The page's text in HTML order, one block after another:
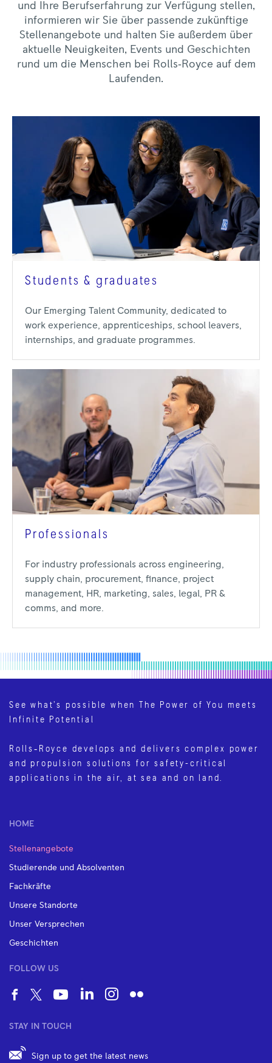
und Ihre Berufserfahrung zur Verfügung stellen,
informieren wir Sie über passende zukünftige
Stellenangebote und halten Sie außerdem über
aktuelle Neuigkeiten, Events und Geschichten
rund um die Menschen bei Rolls‑Royce auf dem
Laufenden.
Students & graduates
Our Emerging Talent Community, dedicated to
work experience, apprenticeships, school leavers,
internships, and graduate programmes.
Professionals
For industry professionals across engineering,
supply chain, procurement, finance, project
management, HR, marketing, sales, legal, PR &
comms, and more.
See what’s possible when The Power of You meets
Infinite Potential
Rolls‑Royce develops and delivers complex power
and propulsion solutions for safety-critical
applications in the air, at sea and on land.
HOME
Stellenangebote
Studierende und Absolventen
Fachkräfte
Unsere Standorte
Unser Versprechen
Geschichten
FOLLOW US
STAY IN TOUCH
Sign up to get the latest news